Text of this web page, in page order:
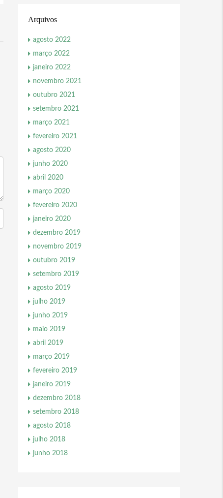
Arquivos
agosto 2022
março 2022
janeiro 2022
novembro 2021
outubro 2021
setembro 2021
março 2021
fevereiro 2021
agosto 2020
junho 2020
abril 2020
março 2020
fevereiro 2020
janeiro 2020
dezembro 2019
novembro 2019
outubro 2019
setembro 2019
agosto 2019
julho 2019
junho 2019
maio 2019
abril 2019
março 2019
fevereiro 2019
janeiro 2019
dezembro 2018
setembro 2018
agosto 2018
julho 2018
junho 2018